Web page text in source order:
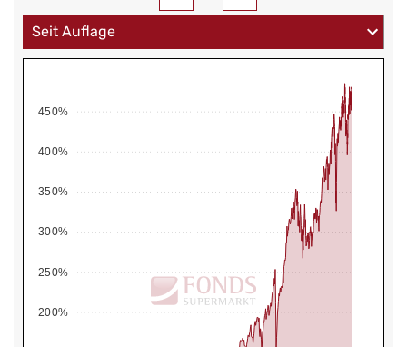
200%
250%
300%
350%
400%
450%